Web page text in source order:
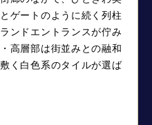
ゲートのように続く列柱
ンドエントランスが佇み
高層部は街並みとの融和
く白色系のタイルが選ば